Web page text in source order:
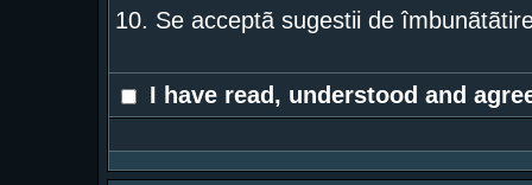
10. Se acceptã sugestii de
I have read, understood and